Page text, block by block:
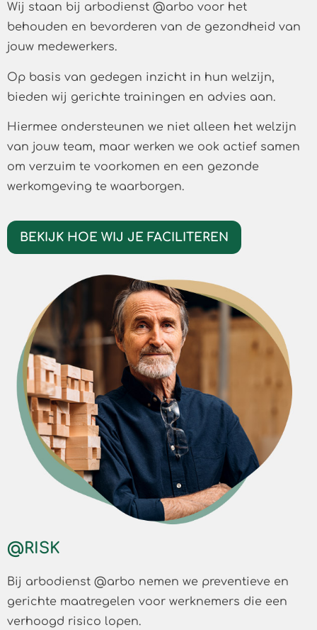
Wij staan bij arbodienst @arbo voor het
behouden en bevorderen van de gezondheid van
jouw medewerkers.
Op basis van gedegen inzicht in hun welzijn,
bieden wij gerichte trainingen en advies aan.
Hiermee ondersteunen we niet alleen het welzijn
van jouw team, maar werken we ook actief samen
om verzuim te voorkomen en een gezonde
werkomgeving te waarborgen.
BEKIJK HOE WIJ JE FACILITEREN
@RISK
Bij arbodienst @arbo nemen we preventieve en
gerichte maatregelen voor werknemers die een
verhoogd risico lopen.